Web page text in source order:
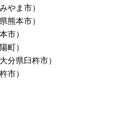
やま市）
熊本市）
市）
町）
分県臼杵市）
市）